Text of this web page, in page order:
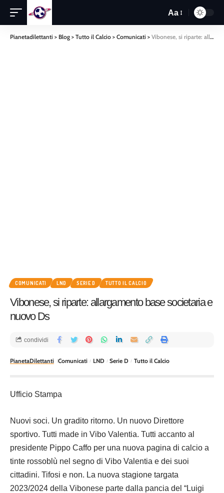
Aa
Pianetadilettanti > Blog > Tutto il Calcio > Comunicati > Vibonese, si riparte: allargamento base societaria e nuovo Ds
COMUNICATI LND SERIE D TUTTO IL CALCIO
Vibonese, si riparte: allargamento base societaria e
nuovo Ds
PianetaDilettanti Comunicati LND Serie D Tutto il Calcio
condividi
Ufficio Stampa
Nuovi soci. Un gradito ritorno. Un nuovo Direttore
sportivo. Tutti made in Vibo Valentia. Tutti accanto al
presidente Pippo Caffo per una nuova pagina di calcio a
tinte rossoblù nel segno di Vibo Valentia e dei suoi
cittadini. Tifosi e non. La nuova stagione targata
2023/2024 della Vibonese parte dalla pancia del “Luigi